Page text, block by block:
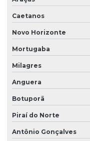
Caetanos
Novo Horizonte
Mortugaba
Milagres
Anguera
Botuporã
Piraí do Norte
Antônio Gonçalves